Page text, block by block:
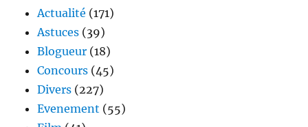
Actualité (171)
Astuces (39)
Blogueur (18)
Concours (45)
Divers (227)
Evenement (55)